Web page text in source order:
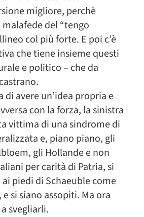
migliore, perchè
malafede del “tengo
col più forte. E poi c’è
che tiene insieme questi
e politico – che da
di avere un’idea propria e
con la forza, la sinistra
vittima di una sindrome di
e, piano piano, gli
gli Hollande e non
per carità di Patria, si
piedi di Schaeuble come
si siano assopiti. Ma ora
svegliarli.